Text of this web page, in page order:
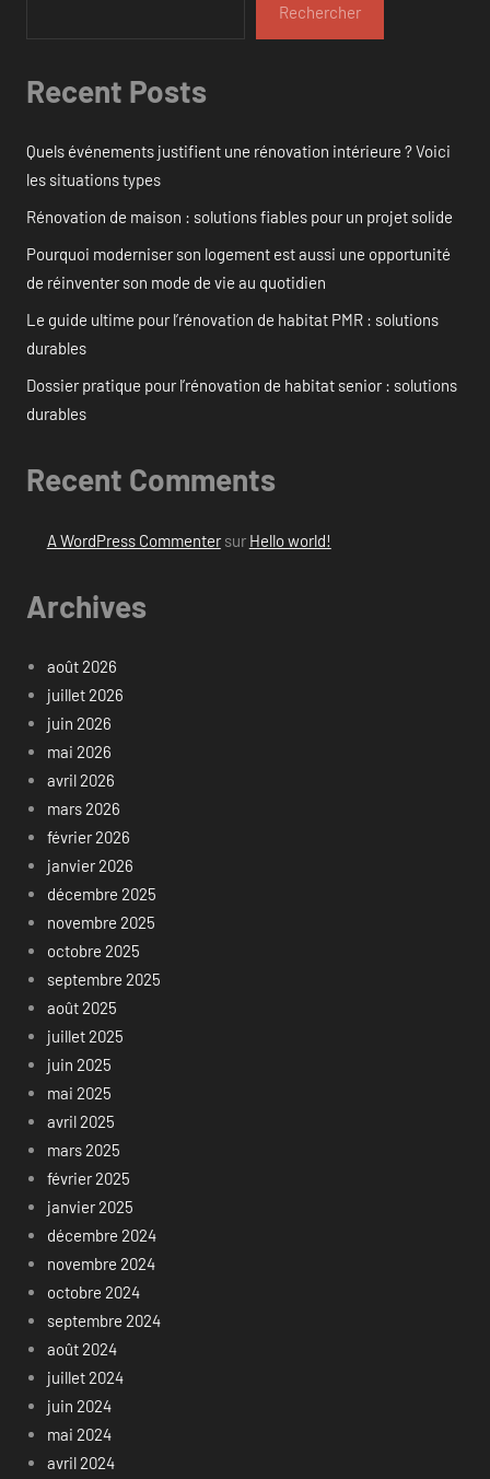
Rechercher
Recent Posts
Quels événements justifient une rénovation intérieure ? Voici
les situations types
Rénovation de maison : solutions fiables pour un projet solide
Pourquoi moderniser son logement est aussi une opportunité
de réinventer son mode de vie au quotidien
Le guide ultime pour l’rénovation de habitat PMR : solutions
durables
Dossier pratique pour l’rénovation de habitat senior : solutions
durables
Recent Comments
A WordPress Commentersur Hello world!
Archives
août 2026
juillet 2026
juin 2026
mai 2026
avril 2026
mars 2026
février 2026
janvier 2026
décembre 2025
novembre 2025
octobre 2025
septembre 2025
août 2025
juillet 2025
juin 2025
mai 2025
avril 2025
mars 2025
février 2025
janvier 2025
décembre 2024
novembre 2024
octobre 2024
septembre 2024
août 2024
juillet 2024
juin 2024
mai 2024
avril 2024